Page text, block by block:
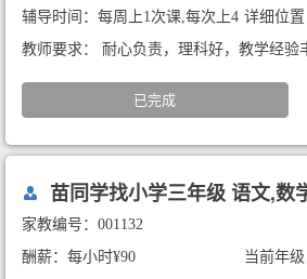
辅导时间：每周上1次课,每次上4
小时
详细位
林溪谷2期
教师要求： 耐心负责，理科好，教学经验
已完成
苗同学找小学三年级 语文,数
家教编号：001132
酬薪：每小时¥90
当前年